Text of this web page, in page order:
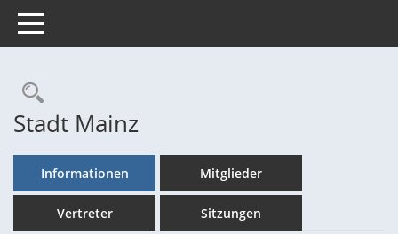
Toggle navigation
Rechercheauswahl
Stadt Mainz
Informationen Mitglieder
Vertreter Sitzungen